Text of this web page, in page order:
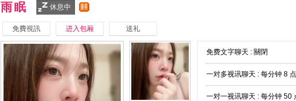
雨眠 休息中
免費視訊 进入包厢 送礼
免费文字聊天 : 關閉
一对多视讯聊天 : 每分钟 8 点
一对一视讯聊天 : 每分钟 50